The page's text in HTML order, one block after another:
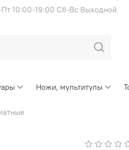
10:00-19:00 Сб-Вс Выходной
Ножи, мультитулы